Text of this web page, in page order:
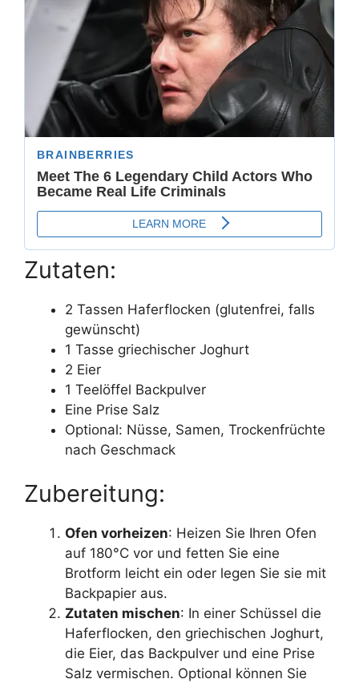
Zutaten:
2 Tassen Haferflocken (glutenfrei, falls
gewünscht)
1 Tasse griechischer Joghurt
2 Eier
1 Teelöffel Backpulver
Eine Prise Salz
Optional: Nüsse, Samen, Trockenfrüchte
nach Geschmack
Zubereitung:
Ofen vorheizen: Heizen Sie Ihren Ofen
auf 180°C vor und fetten Sie eine
Brotform leicht ein oder legen Sie sie mit
Backpapier aus.
Zutaten mischen: In einer Schüssel die
Haferflocken, den griechischen Joghurt,
die Eier, das Backpulver und eine Prise
Salz vermischen. Optional können Sie